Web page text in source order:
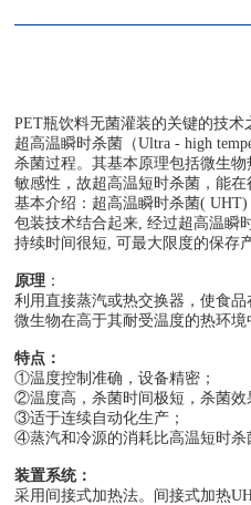
PET瓶饮料无菌灌装的关键的技
超高温瞬时杀菌（Ultra - high
杀菌过程。其基本原理包括微生
敏感性，故超高温短时杀菌，能
基本介绍：超高温瞬时杀菌(
包装技术结合起来, 经过超高温瞬
持续时间很短, 可最大限度的保存
原理：
利用直接蒸汽或热交换器，使食
微生物在高于其耐受温度的热环
特点：
①温度控制准确，设备精密；
②温度高，杀菌时间极短，杀菌效
③适于连续自动化生产；
④蒸汽和冷源的消耗比高温短时杀
装置系统：
采用间接式加热法。间接式加热